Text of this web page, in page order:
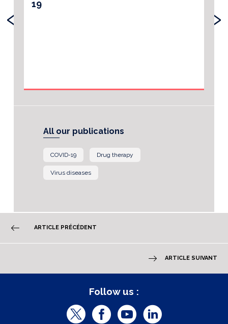
19
‹ ›
All our publications
COVID-19 Drug therapy
Virus diseases
ARTICLE PRÉCÉDENT
ARTICLE SUIVANT
Follow us :
T
F
Y
L